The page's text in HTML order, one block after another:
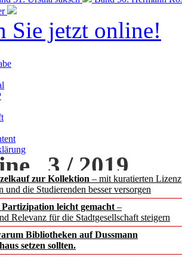
Sie jetzt online!
zur Kollektion – mit kuratierten
und die Studierenden besser versorgen
leicht gemacht –
Relevanz für die Stadtgesellschaft steigern
Bibliotheken auf Dussmann
setzen sollten.
3 / 2019
3 / 2019 als PDF